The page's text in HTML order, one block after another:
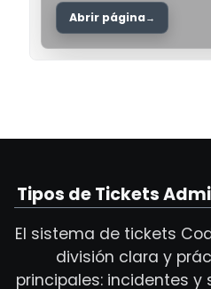
Abrir página
Tipos de Tickets
El sistema de tickets
división clara y
principales: incidentes y